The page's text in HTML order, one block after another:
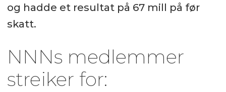
og hadde et resultat på 67 mill på før
skatt.
NNNs medlemmer
streiker for: